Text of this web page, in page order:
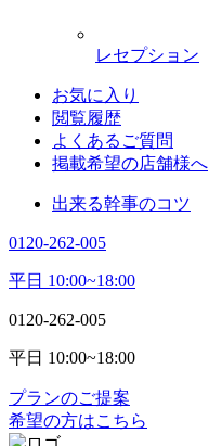
レセプション
お気に入り
閲覧履歴
よくあるご質問
掲載希望の店舗様へ
出来る幹事のコツ
0120-262-005
平日 10:00~18:00
0120-262-005
平日 10:00~18:00
プランのご提案
希望の方はこちら